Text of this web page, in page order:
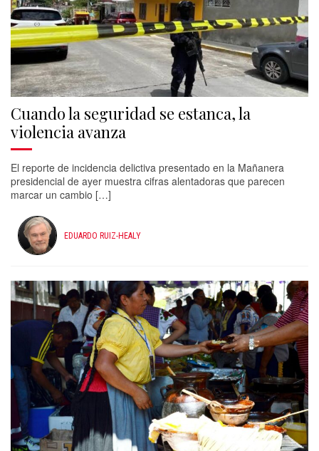
Cuando la seguridad se estanca, la
violencia avanza
El reporte de incidencia delictiva presentado en la Mañanera
presidencial de ayer muestra cifras alentadoras que parecen
marcar un cambio […]
EDUARDO RUIZ-HEALY